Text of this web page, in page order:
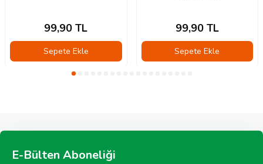
99,90 TL
Sepete Ekle
99,90TL
Sepete Ekle
E-Bülten Aboneliği